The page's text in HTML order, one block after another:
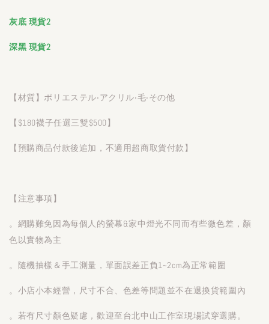
灰底 現貨2
深黑 現貨2
【材質】ポリエステル‧アクリル‧毛‧その他
【$180襪子任選三雙$500】
【預購商品付款後追加，不適用超商取貨付款】
【注意事項】
。網購難免因為每個人的螢幕&家中燈光不同而有些微色差，顏
色以實物為主
。隨機抽樣＆手工測量，單面誤差正負1~2cm為正常範圍
。小店小本經營，尺寸不合、色差等問題並不在退換貨範圍內
。若有尺寸顏色疑慮，歡迎至台北中山工作室現場試穿選購。